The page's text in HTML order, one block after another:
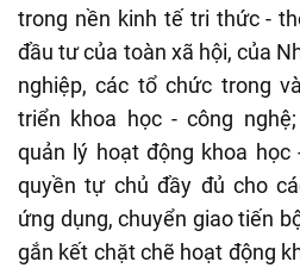
trong nền kinh tế tri thức -
đầu tư của toàn xã hội, của
nghiệp, các tổ chức trong
triển khoa học - công
quản lý hoạt động khoa học
quyền tự chủ đầy đủ cho
ứng dụng, chuyển giao tiến
gắn kết chặt chẽ hoạt động